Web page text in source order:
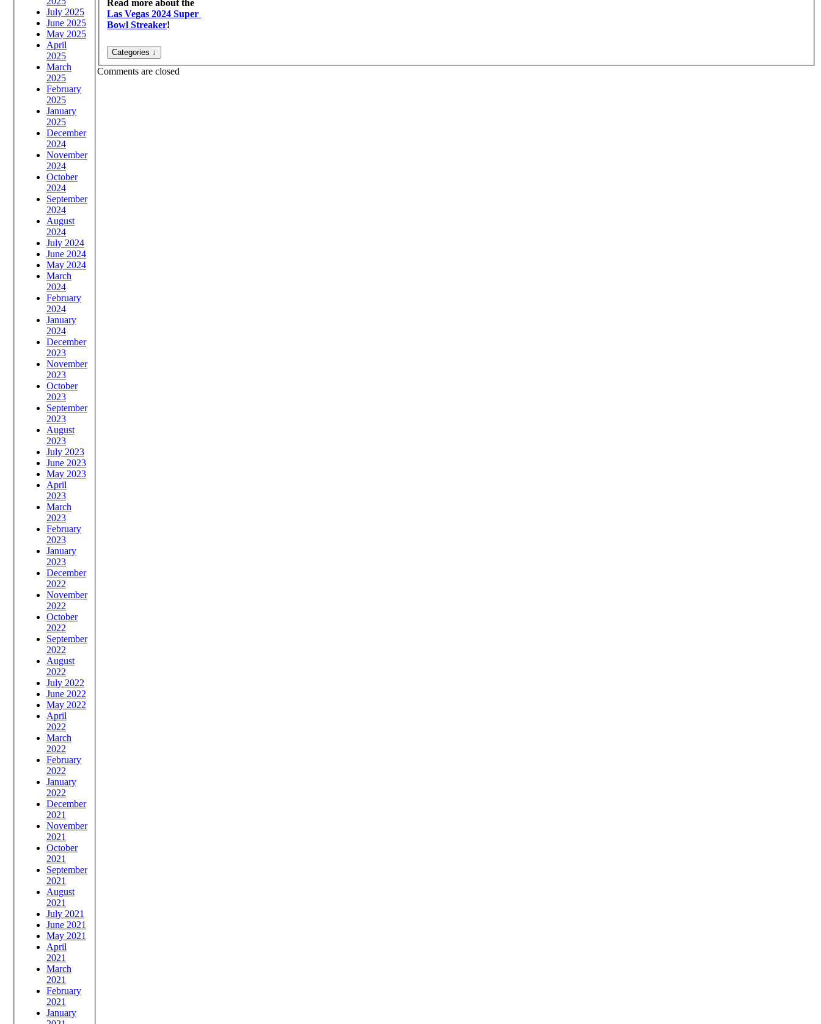
July 2025
June 2025
May 2025
April
2025
March
2025
February
2025
January
2025
December
2024
November
2024
October
2024
September
2024
August
2024
July 2024
June 2024
May 2024
March
2024
February
2024
January
2024
December
2023
November
2023
October
2023
September
2023
August
2023
July 2023
June 2023
May 2023
April
2023
March
2023
February
2023
January
2023
December
2022
November
2022
October
2022
September
2022
August
2022
July 2022
June 2022
May 2022
April
2022
March
2022
February
2022
January
2022
December
2021
November
2021
October
2021
September
2021
August
2021
July 2021
June 2021
May 2021
April
2021
March
2021
February
2021
January
Read more about the
Las Vegas 2024 Super
Bowl Streaker!
Comments are closed